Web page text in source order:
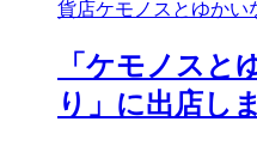
貨店ケモノスとゆかい
「ケモノスと
り」に出店し